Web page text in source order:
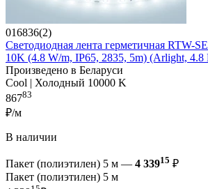
016836(2)
Светодиодная лента герметичная RTW-
10K (4.8 W/m, IP65, 2835, 5m) (Arlight,
Произведено в Беларуси
Cool | Холодный 10000 K
86783
₽/м
В наличии
Пакет (полиэтилен) 5 м — 4 33915 ₽
Пакет (полиэтилен) 5 м